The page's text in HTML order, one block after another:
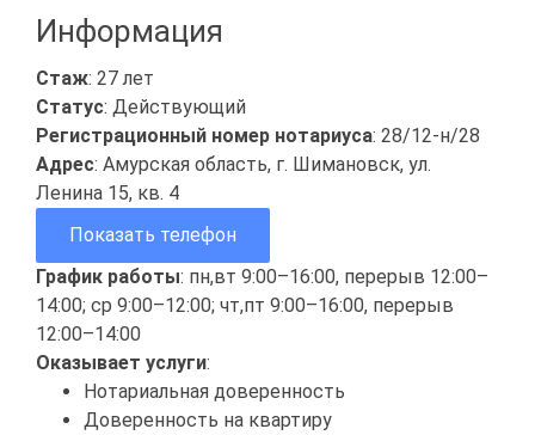
Информация
Стаж: 27 лет
Статус: Действующий
Регистрационный номер нотариуса: 28/12-н/28
Адрес: Амурская область, г. Шимановск, ул.
Ленина 15, кв. 4
Показать телефон
График работы: пн,вт 9:00–16:00, перерыв 12:00–
14:00; ср 9:00–12:00; чт,пт 9:00–16:00, перерыв
12:00–14:00
Оказывает услуги:
Нотариальная доверенность
Доверенность на квартиру